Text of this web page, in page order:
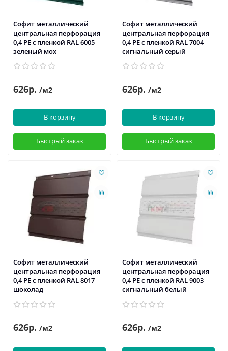
Софит металлический
центральная перфорация
0,4 PE с пленкой RAL 6005
зеленый мох
626р. /м2
В корзину
Быстрый заказ
Софит металлический
центральная перфорация
0,4 PE с пленкой RAL 7004
сигнальный серый
626р. /м2
В корзину
Быстрый заказ
Софит металлический
центральная перфорация
0,4 PE с пленкой RAL 8017
шоколад
626р. /м2
Софит металлический
центральная перфорация
0,4 PE с пленкой RAL 9003
сигнальный белый
626р. /м2